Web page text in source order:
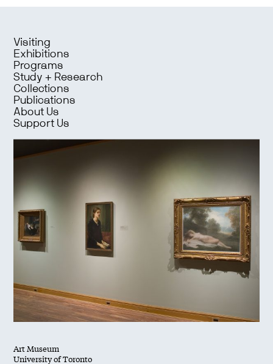
Visiting
Exhibitions
Programs
Study + Research
Collections
Publications
About Us
Support Us
Art Museum
University of Toronto